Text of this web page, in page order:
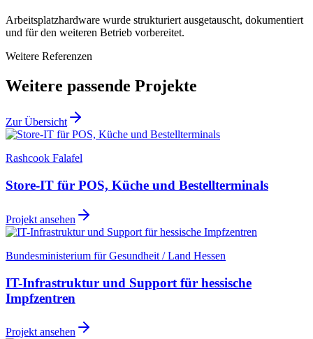
Arbeitsplatzhardware wurde strukturiert ausgetauscht, dokumentiert
und für den weiteren Betrieb vorbereitet.
Weitere Referenzen
Weitere passende Projekte
Zur Übersicht
Rashcook Falafel
Store-IT für POS, Küche und Bestellterminals
Projekt ansehen
Bundesministerium für Gesundheit / Land Hessen
IT-Infrastruktur und Support für hessische
Impfzentren
Projekt ansehen